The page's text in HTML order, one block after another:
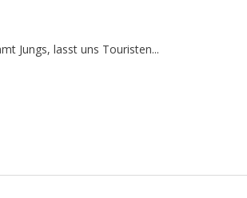
Jungs, lasst uns Touristen...